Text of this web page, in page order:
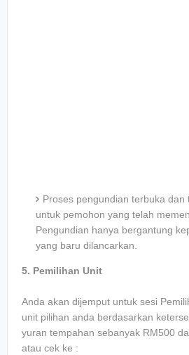
Proses pengundian terbuka dan
untuk pemohon yang telah
Pengundian hanya bergantung
yang baru dilancarkan.
5. Pemilihan Unit
Anda akan dijemput untuk sesi
unit pilihan anda berdasarkan
yuran tempahan sebanyak RM500
atau cek ke :